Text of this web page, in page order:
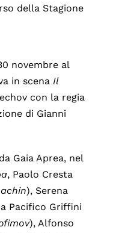
della Stagione
novembre al
in scena Il
con la regia
di Gianni
Gaia Aprea, nel
, Paolo Cresta
), Serena
Pacifico Griffini
), Alfonso